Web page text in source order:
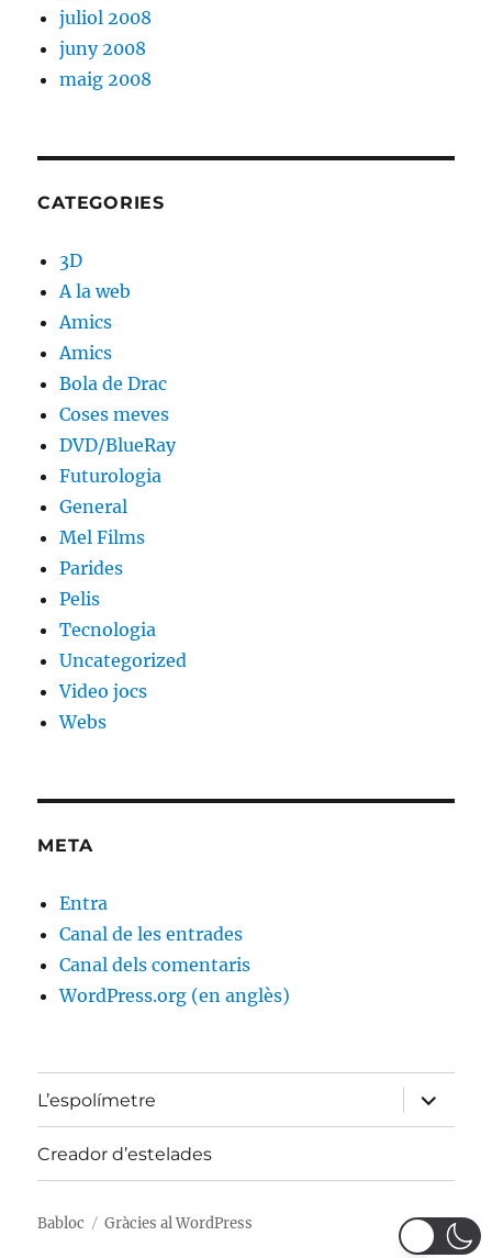
juliol 2008
juny 2008
maig 2008
CATEGORIES
3D
A la web
Amics
Amics
Bola de Drac
Coses meves
DVD/BlueRay
Futurologia
General
Mel Films
Parides
Pelis
Tecnologia
Uncategorized
Video jocs
Webs
META
Entra
Canal de les entrades
Canal dels comentaris
WordPress.org (en anglès)
L’espolímetre
amplia
el
menú
Creador d’estelades
Babloc Gràcies al WordPress